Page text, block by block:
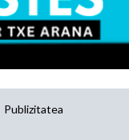
Publizitatea